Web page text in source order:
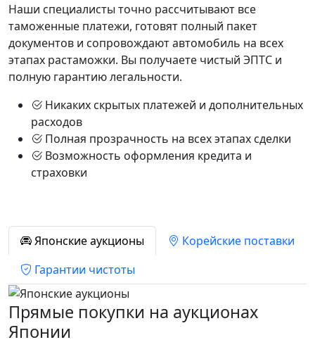
Наши специалисты точно рассчитывают все
таможенные платежи, готовят полный пакет
документов и сопровождают автомобиль на всех
этапах растаможки. Вы получаете чистый ЭПТС и
полную гарантию легальности.
Никаких скрытых платежей и дополнительных
расходов
Полная прозрачность на всех этапах сделки
Возможность оформления кредита и
страховки
Японские аукционы
Корейские поставки
Гарантии чистоты
Прямые покупки на аукционах
Японии